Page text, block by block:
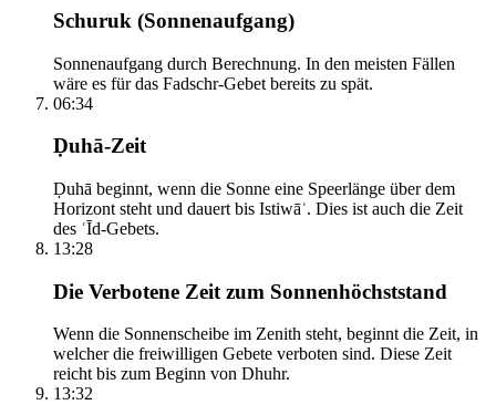
Schuruk (Sonnenaufgang)
Sonnenaufgang durch Berechnung. In den meisten Fällen
wäre es für das Fadschr-Gebet bereits zu spät.
06:34
Ḍuhā-Zeit
Ḍuhā beginnt, wenn die Sonne eine Speerlänge über dem
Horizont steht und dauert bis Istiwāʾ. Dies ist auch die Zeit
des ʿĪd-Gebets.
13:28
Die Verbotene Zeit zum Sonnenhöchststand
Wenn die Sonnenscheibe im Zenith steht, beginnt die Zeit, in
welcher die freiwilligen Gebete verboten sind. Diese Zeit
reicht bis zum Beginn von Dhuhr.
13:32